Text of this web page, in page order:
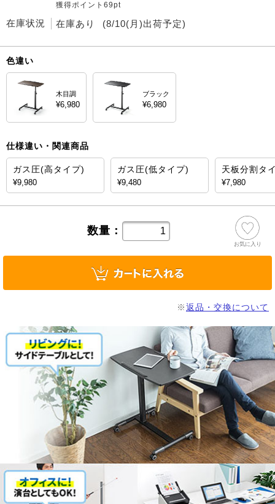
獲得ポイント69pt
在庫状況 在庫あり (8/10(月)出荷予定)
色違い
木目調
¥6,980
ブラック
¥6,980
仕様違い・関連商品
ガス圧(高タイプ)
¥9,980
ガス圧(低タイプ)
¥9,480
天板分割タ
¥7,980
数量：
お気に入り
※返品・交換について